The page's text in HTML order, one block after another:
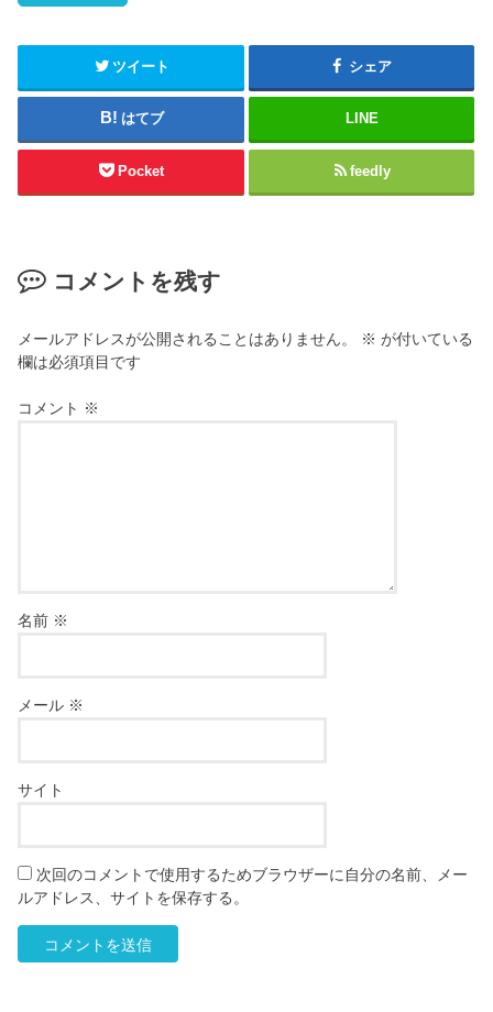
ツイート シェア
はてブ LINE
Pocket feedly
コメントを残す
メールアドレスが公開されることはありません。 ※ が付いている
欄は必須項目です
コメント ※
名前 ※
メール ※
サイト
次回のコメントで使用するためブラウザーに自分の名前、メー
ルアドレス、サイトを保存する。